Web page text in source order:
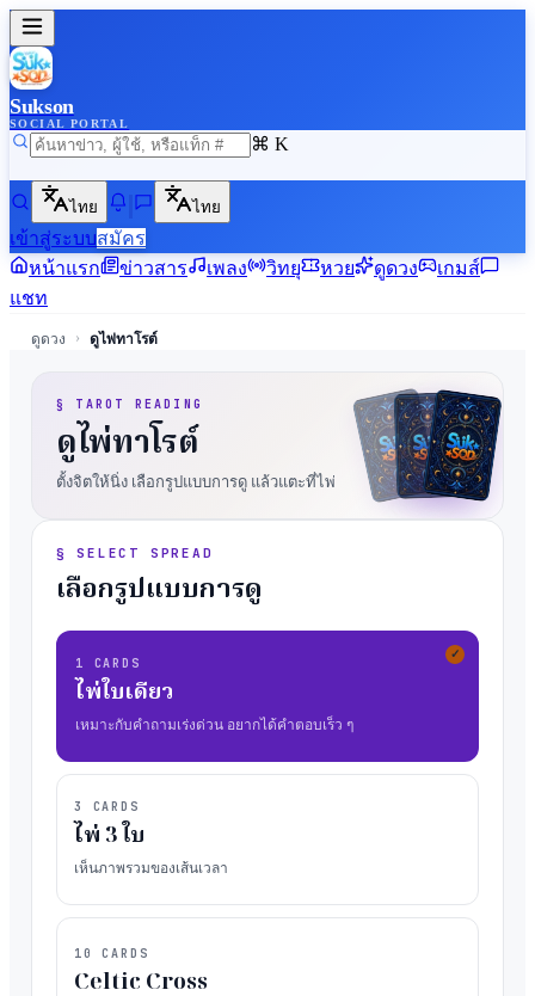
Sukson
SOCIAL PORTAL
⌘ K
ไทย ไทย
เข้าสู่ระบบสมัคร
หน้าแรก
ข่าวสาร เพลง วิทยุ หวย ดูดวง
เกมส์
แชท
ดูดวง › ดูไพ่ทาโรต์
§ TAROT READING
ดูไพ่ทาโรต์
ตั้งจิตให้นิ่ง เลือกรูปแบบการดู แล้วแตะที่ไพ่
§ SELECT SPREAD
เลือกรูปแบบการดู
1 CARDS
ไพ่ใบเดียว
เหมาะกับคำถามเร่งด่วน อยากได้คำตอบเร็ว ๆ
✓
3 CARDS
ไพ่ 3 ใบ
เห็นภาพรวมของเส้นเวลา
10 CARDS
Celtic Cross